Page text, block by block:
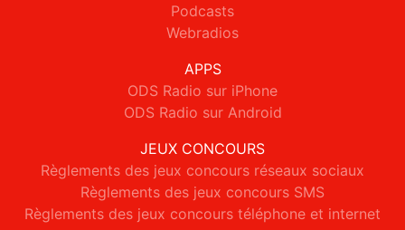
Podcasts
Webradios
APPS
ODS Radio sur iPhone
ODS Radio sur Android
JEUX CONCOURS
Règlements des jeux concours réseaux sociaux
Règlements des jeux concours SMS
Règlements des jeux concours téléphone et internet